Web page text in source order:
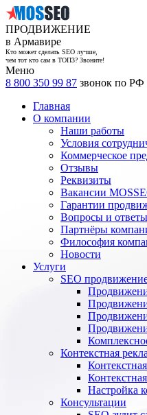
ПРОДВИЖЕНИЕ
в Армавире
Кто может сделать SEO лучше,
чем тот кто сам в ТОП3? Звоните!
Меню
8 800 350 99 87 звонок по РФ
Главная
О компании
Наши работы
Условия
Коммерческое
Отзывы
Реквизиты
Вакансии
Гарантии
Вопросы и ответы
Партнёры
Философия
Новости
Услуги
SEO
Контекстная
Настройка
Консультации